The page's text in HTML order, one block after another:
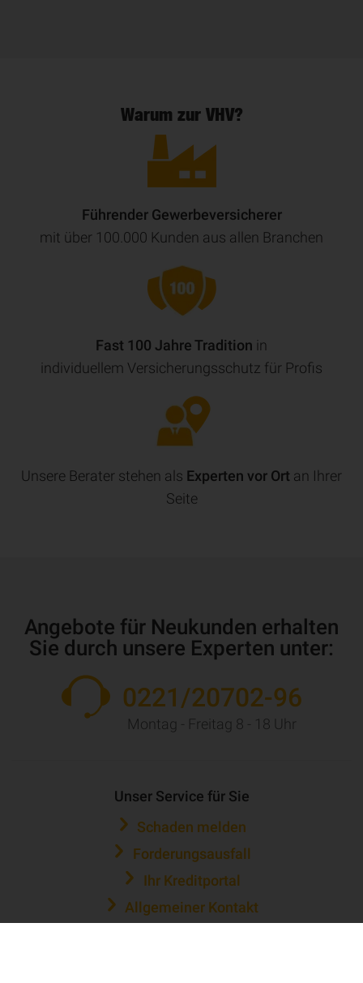
Warum zur VHV?
Führender Gewerbeversicherer
mit über 100.000 Kunden aus allen Branchen
Fast 100 Jahre Tradition in
individuellem Versicherungsschutz für Profis
Unsere Berater stehen als Experten vor Ort an Ihrer
Seite
Angebote für Neukunden erhalten
Sie durch unsere Experten unter:
0221/20702-96
Montag - Freitag 8 - 18 Uhr
Unser Service für Sie
Schaden melden
Forderungsausfall
Ihr Kreditportal
Allgemeiner Kontakt